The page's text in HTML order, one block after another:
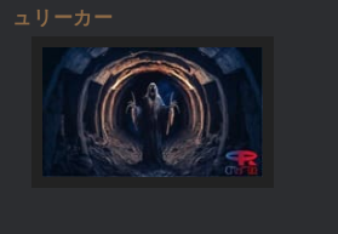
ュリーカー